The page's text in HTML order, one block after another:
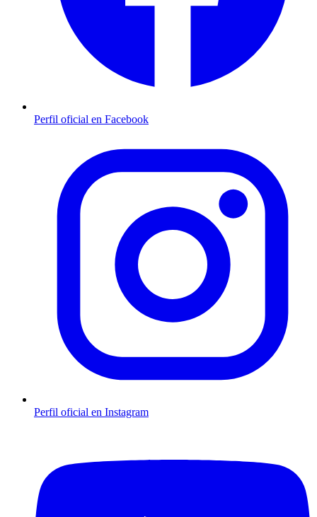
Perfil oficial en Facebook
Perfil oficial en Instagram